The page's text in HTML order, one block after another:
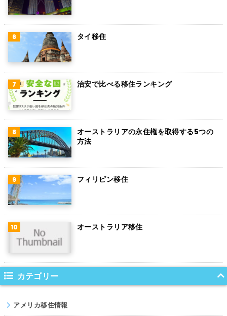
ロシア
ミャンマー
アイルランド
トルコ
フィンランド
チェコ
チリ
デンマーク
ハンガリー
ポーランド
南アフリカ
サウジアラビア
コロンビア
ノルウェー
ネパール
パキスタン
タイ移住
治安で比べる移住ランキング
オーストラリアの永住権を取得する5つの
方法
フィリピン移住
オーストラリア移住
カテゴリー
アメリカ移住情報